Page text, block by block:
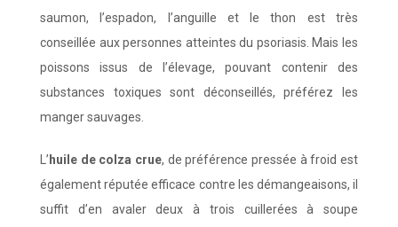
saumon, l’espadon, l’anguille et le thon est très
conseillée aux personnes atteintes du psoriasis. Mais les
poissons issus de l’élevage, pouvant contenir des
substances toxiques sont déconseillés, préférez les
manger sauvages.
L’ huile de colza crue, de préférence pressée à froid est
également réputée efficace contre les démangeaisons, il
suffit d’en avaler deux à trois cuillerées à soupe